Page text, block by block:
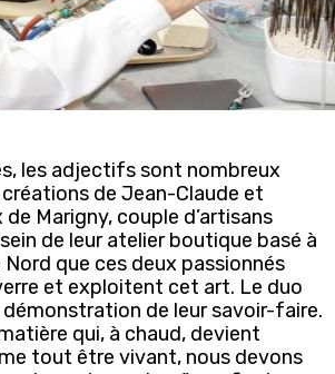
les adjectifs sont nombreux
de Jean-Claude et
Marigny, couple d’artisans
de leur atelier boutique basé à
Nord que ces deux passionnés
et exploitent cet art. Le duo
démonstration de leur savoir-faire.
qui, à chaud, devient
tout être vivant, nous devons